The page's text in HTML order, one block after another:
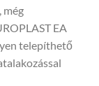
még
EA
telepíthető